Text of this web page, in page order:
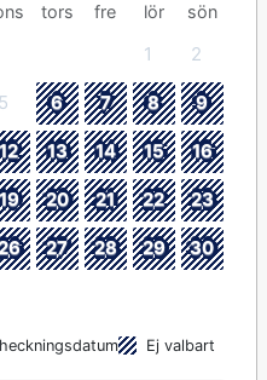
tors fre lör sön
1 2
5 6 7 8 9
12 13 14 15 16
20 21 22 23
27 28 29 30
Ej valbart